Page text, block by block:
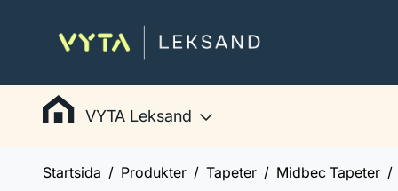
VYTA Leksand
Startsida Produkter Tapeter Midbec Tapeter